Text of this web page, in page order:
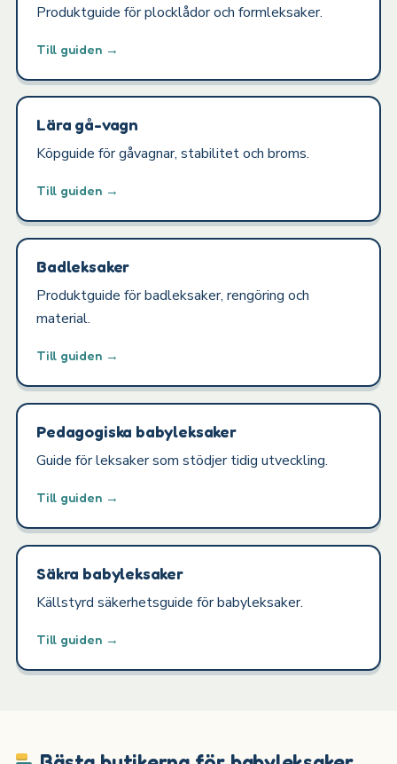
Produktguide för plocklådor och formleksaker.
Till guiden →
Lära gå-vagn
Köpguide för gåvagnar, stabilitet och broms.
Till guiden →
Badleksaker
Produktguide för badleksaker, rengöring och
material.
Till guiden →
Pedagogiska babyleksaker
Guide för leksaker som stödjer tidig utveckling.
Till guiden →
Säkra babyleksaker
Källstyrd säkerhetsguide för babyleksaker.
Till guiden →